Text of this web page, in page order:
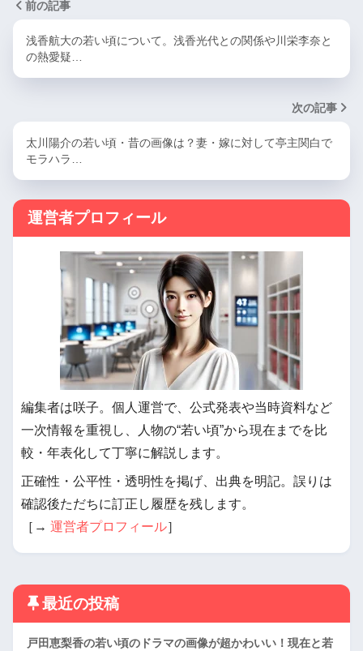
前の記事
浅香航大の若い頃について。浅香光代との関係や川栄李奈と
の熱愛疑…
次の記事
太川陽介の若い頃・昔の画像は？妻・嫁に対して亭主関白で
モラハラ…
運営者プロフィール
編集者は咲子。個人運営で、公式発表や当時資料など
一次情報を重視し、人物の“若い頃”から現在までを比
較・年表化して丁寧に解説します。
正確性・公平性・透明性を掲げ、出典を明記。誤りは
確認後ただちに訂正し履歴を残します。
［→ 運営者プロフィール］
最近の投稿
戸田恵梨香の若い頃のドラマの画像が超かわいい！現在と若